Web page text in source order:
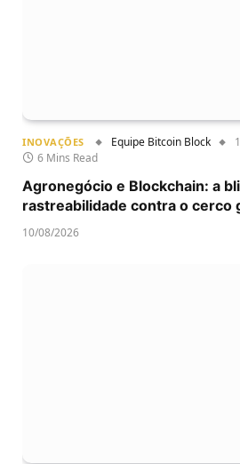
INOVAÇÕES Equipe Bitcoin Block
6 Mins Read
Agronegócio e Blockchain: a
rastreabilidade contra o cerco
10/08/2026